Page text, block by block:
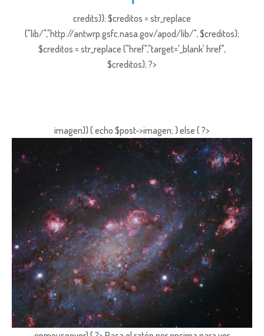
credits)); $creditos = str_replace
("lib/","http://antwrp.gsfc.nasa.gov/apod/lib/", $creditos);
$creditos = str_replace ("href","target='_blank' href",
$creditos); ?>
imagen)) { echo $post->imagen; } else { ?>